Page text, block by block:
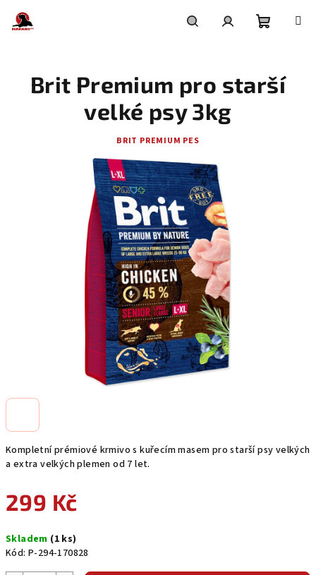
obsah
košík
Kompletní prémiové krmivo s kuřecím masem pro starší psy velkých
a extra velkých plemen od 7 let.
299 Kč
cena:
Skladem (1 ks)
Kód: P-294-170828
Brit Premium pro starší
velké psy 3kg
BRIT PREMIUM PES